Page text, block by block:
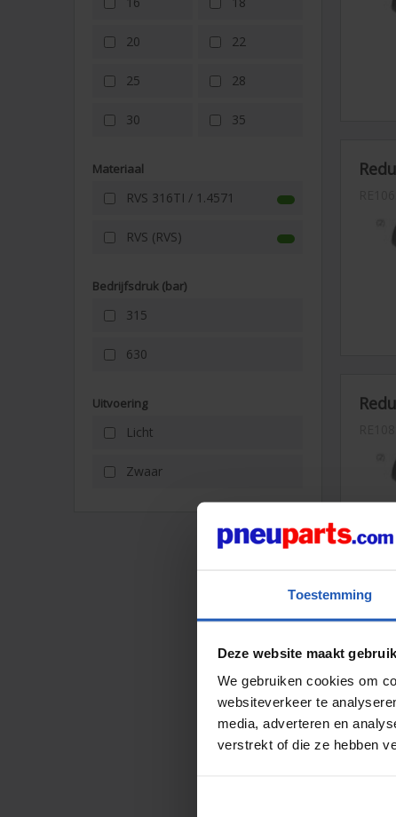
Toestemming
Deze website maakt
We gebruiken cookies om
websiteverkeer te
media, adverteren en
verstrekt of die ze hebben
De
20 22
25 28
30 35
Materiaal
RVS 316TI / 1.4571
RVS (RVS)
Bedrijfsdruk (bar)
315
630
Uitvoering
Licht
Zwaar